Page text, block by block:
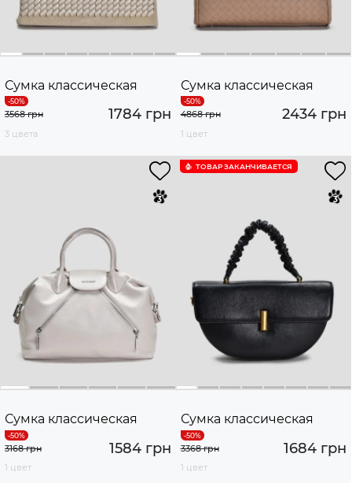
Сумка классическая
1784 грн
3568 грн
3 цвета
Сумка классическая
2434 грн
4868 грн
1 цвет
Сумка классическая
1584 грн
3168 грн
1 цвет
ТОВАР ЗАКАНЧИВАЕТСЯ
Сумка классическая
1684 грн
3368 грн
1 цвет